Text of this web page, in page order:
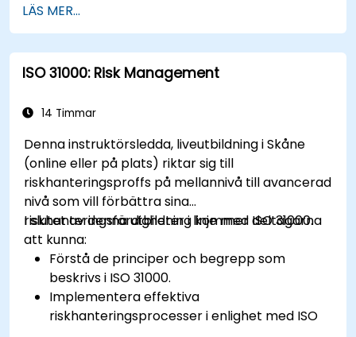
utveckling och valideringsfaser.
Implementera valideringsmetoder för att
hantera gränsfall och oförutsägbara risker.
Säkerställa kontinuerlig övervakning och
upprätthålla säkerheten.
specifika för ny teknik och SOTIF-processer.
LÄS MER...
ISO 31000: Risk Management
14 Timmar
Denna instruktörsledda, liveutbildning i Skåne
(online eller på plats) riktar sig till
riskhanteringsproffs på mellannivå till avancerad
nivå som vill förbättra sina
riskhanteringsfärdigheter i linje med ISO 31000.
I slutet av denna utbildning kommer deltagarna
att kunna:
Förstå de principer och begrepp som
beskrivs i ISO 31000.
Implementera effektiva
riskhanteringsprocesser i enlighet med ISO